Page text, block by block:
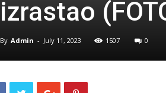
izrastao
By Admin - July 11, 2023 1507 0